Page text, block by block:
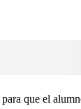
para que el